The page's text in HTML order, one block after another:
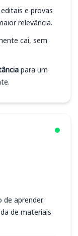
e provas
relevância.
cai, sem
para um
aprender.
de materiais